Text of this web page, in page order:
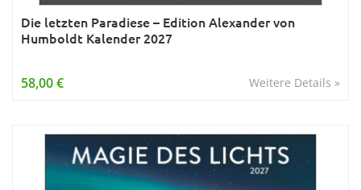
Young Adult
Zitate & Sprüche
Die letzten Paradiese – Edition Alexander von
Humboldt Kalender 2027
Weitere Details »
58,00 €